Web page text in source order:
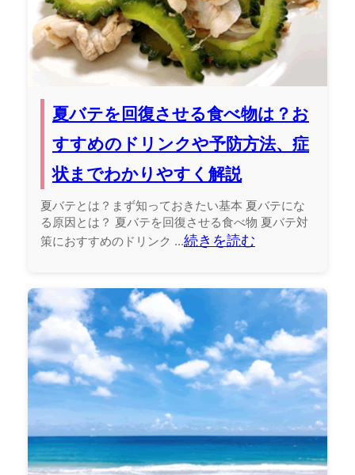
夏バテを回復させる食べ物は？お
すすめのドリンクや予防方法、症
状までわかりやすく解説
夏バテとは？まず知っておきたい基本 夏バテにな
る原因とは？ 夏バテを回復させる食べ物 夏バテ対
策におすすめのドリンク ...続きを読む